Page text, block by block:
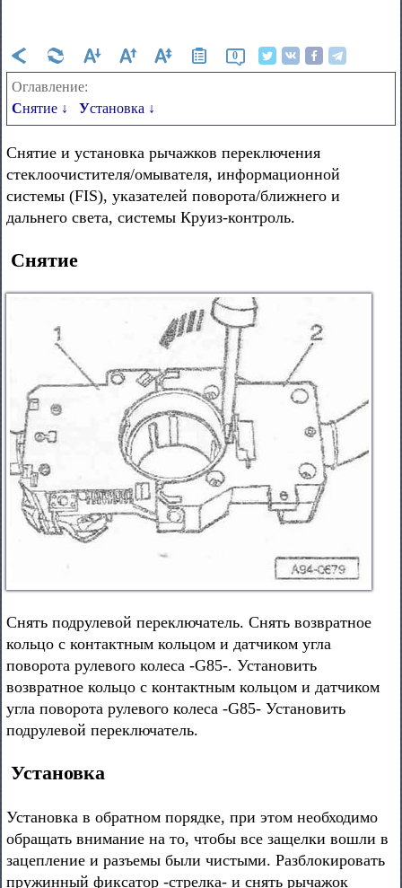
0
Оглавление:
Снятие ↓
Установка ↓
Снятие и установка рычажков переключения
стеклоочистителя/омывателя, информационной
системы (FIS), указателей поворота/ближнего и
дальнего света, системы Круиз-контроль.
Снятие
Снять подрулевой переключатель. Снять возвратное
кольцо с контактным кольцом и датчиком угла
поворота рулевого колеса -G85-. Установить
возвратное кольцо с контактным кольцом и датчиком
угла поворота рулевого колеса -G85- Установить
подрулевой переключатель.
Установка
Установка в обратном порядке, при этом необходимо
обращать внимание на то, чтобы все защелки вошли в
зацепление и разъемы были чистыми. Разблокировать
пружинный фиксатор -стрелка- и снять рычажок